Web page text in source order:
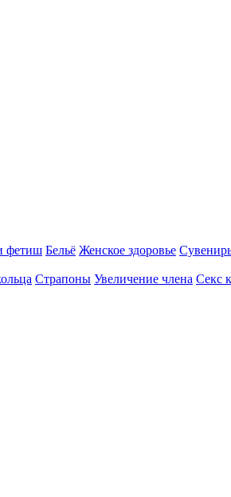
фетиш Бельё Женское здоровье
Страпоны Увеличение члена Секс